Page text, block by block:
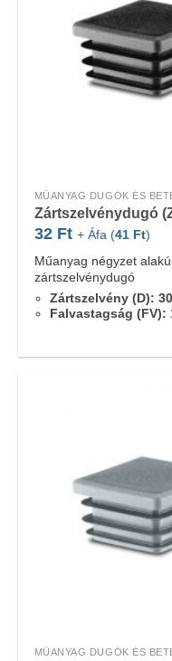
MŰANYAG DUGÓK ÉS
Zártszelvénydugó
32 Ft + Áfa (41 Ft)
Műanyag négyzet alakú
zártszelvénydugó
Zártszelvény (D):
Falvastagság (FV):
MŰANYAG DUGÓK ÉS